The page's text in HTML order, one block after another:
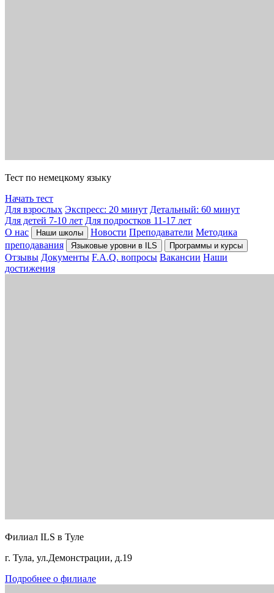
Тест по немецкому языку
Начать тест
Для взрослых Экспресс: 20 минут Детальный: 60 минут
Для детей 7-10 лет Для подростков 11-17 лет
О нас
Наши школы Новости Преподаватели Методика
преподавания
Языковые уровни в ILS Программы и курсы
Отзывы Документы F.A.Q. вопросы Вакансии Наши
достижения
Филиал ILS в Туле
г. Тула, ул.Демонстрации, д.19
Подробнее о филиале